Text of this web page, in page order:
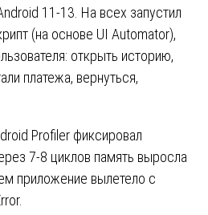
11-13. На всех запустил
(на основе UI Automator),
открыть историю,
платежа, вернуться,
Profiler фиксировал
7-8 циклов память выросла
приложение вылетело с